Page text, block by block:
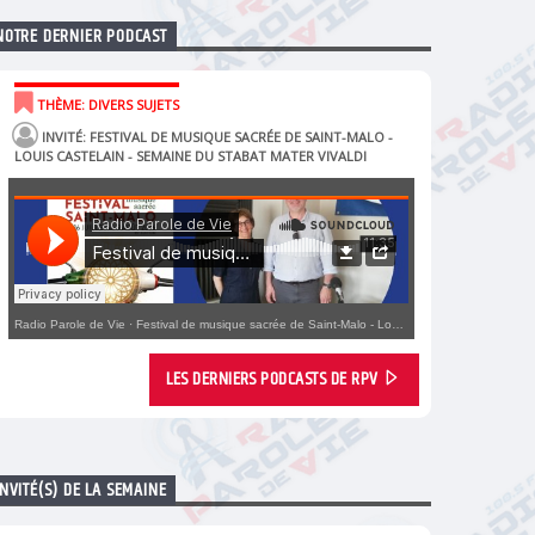
DERNIER PODCAST
THÈME: DIVERS SUJETS
INVITÉ: FESTIVAL DE MUSIQUE SACRÉE DE SAINT-MALO -
LOUIS CASTELAIN - SEMAINE DU STABAT MATER VIVALDI
Radio Parole de Vie · Festival de musique sacrée de Saint-Malo - Louis Castelain - Semaine du Stabat Mater Vivaldi
LES DERNIERS PODCASTS DE RPV
DE LA SEMAINE